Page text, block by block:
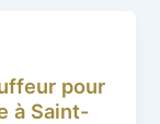
pour
à Saint-